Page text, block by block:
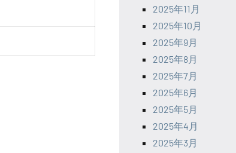
2025年11月
2025年10月
2025年9月
2025年8月
2025年7月
2025年6月
2025年5月
2025年4月
2025年3月